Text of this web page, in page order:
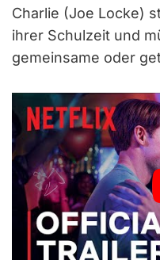
Charlie (Joe Locke)
ihrer Schulzeit und
gemeinsame oder